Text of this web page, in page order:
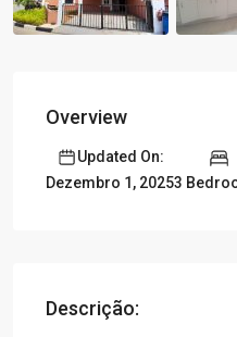
Overview
Updated On:
Dezembro 1, 20253
Descrição: